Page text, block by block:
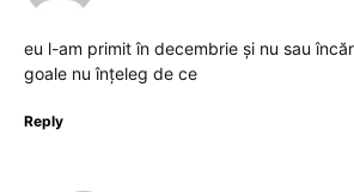
eu l-am primit în decembrie și nu sau
goale nu înțeleg de ce
Reply